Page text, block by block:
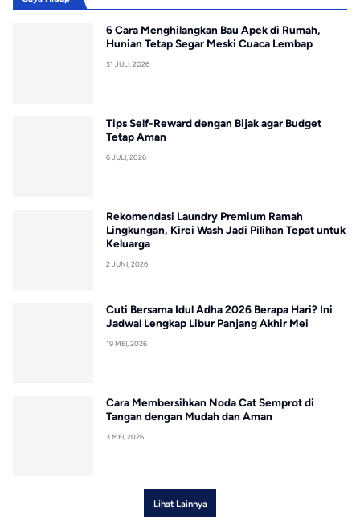
6 Cara Menghilangkan Bau Apek di Rumah,
Hunian Tetap Segar Meski Cuaca Lembap
31 JULI, 2026
Tips Self-Reward dengan Bijak agar Budget
Tetap Aman
6 JULI, 2026
Rekomendasi Laundry Premium Ramah
Lingkungan, Kirei Wash Jadi Pilihan Tepat untuk
Keluarga
2 JUNI, 2026
Cuti Bersama Idul Adha 2026 Berapa Hari? Ini
Jadwal Lengkap Libur Panjang Akhir Mei
19 MEI, 2026
Cara Membersihkan Noda Cat Semprot di
Tangan dengan Mudah dan Aman
3 MEI, 2026
Lihat Lainnya